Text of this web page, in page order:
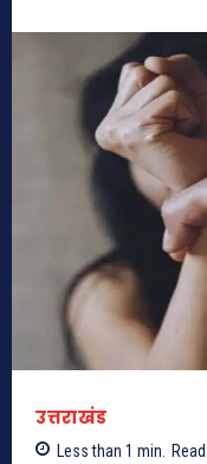
उत्तराखंड
Less than 1 min. Read